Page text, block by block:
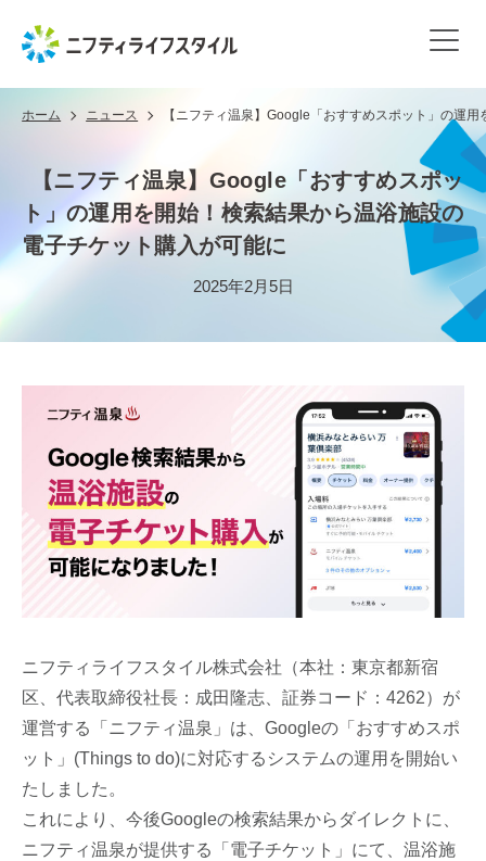
ホーム ニュース 【ニフティ温泉】Google「おすすめスポット」の運
【ニフティ温泉】Google「おすすめスポッ
ト」の運用を開始！検索結果から温浴施設の
電子チケット購入が可能に
2025年2月5日
ニフティライフスタイル株式会社（本社：東京都新宿
区、代表取締役社長：成田隆志、証券コード：4262）が
運営する「ニフティ温泉」は、Googleの「おすすめスポ
ット」(Things to do)に対応するシステムの運用を開始い
たしました。
これにより、今後Googleの検索結果からダイレクトに、
ニフティ温泉が提供する「電子チケット」にて、温浴施